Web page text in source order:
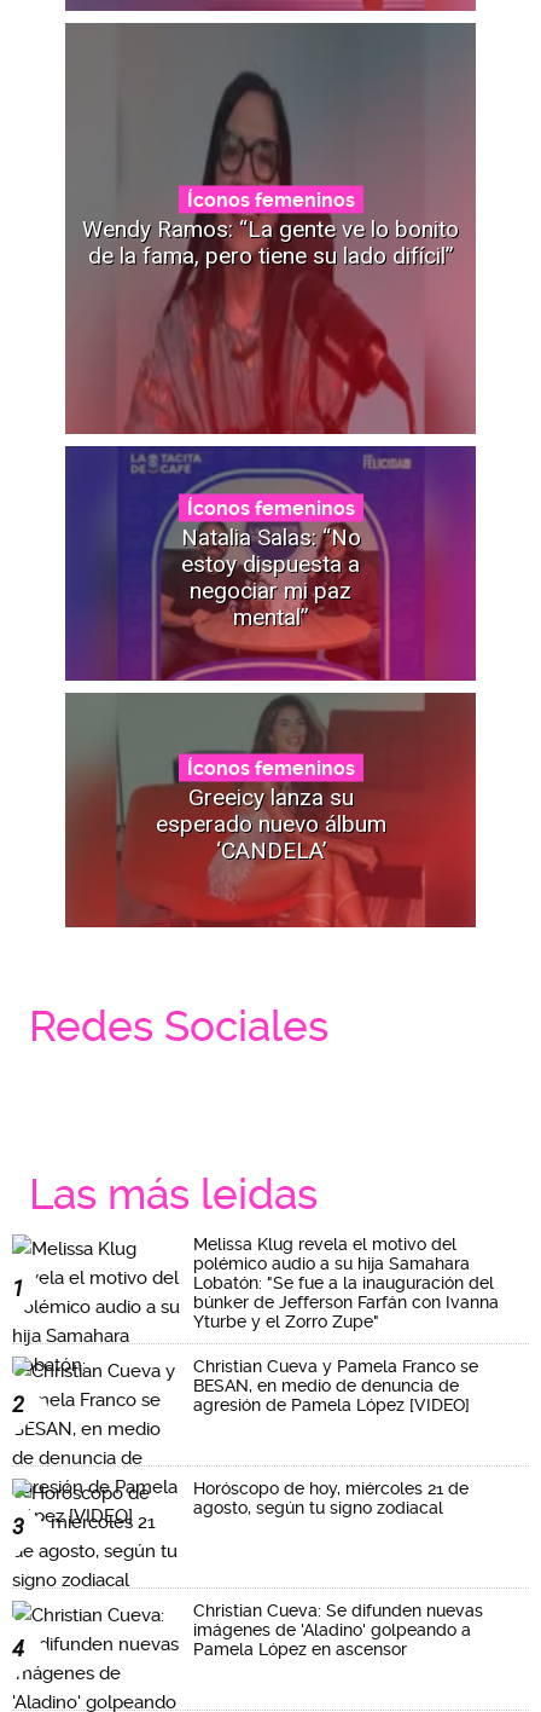
Íconos femeninos
Wendy Ramos: “La gente ve lo bonito
de la fama, pero tiene su lado difícil”
Íconos femeninos
Natalia Salas: “No
estoy dispuesta a
negociar mi paz
mental”
Íconos femeninos
Greeicy lanza su
esperado nuevo álbum
‘CANDELA’
Redes Sociales
Las más leidas
1
Melissa Klug revela el motivo del
polémico audio a su hija Samahara
Lobatón: "Se fue a la inauguración del
búnker de Jefferson Farfán con Ivanna
Yturbe y el Zorro Zupe"
2
Christian Cueva y Pamela Franco se
BESAN, en medio de denuncia de
agresión de Pamela López [VIDEO]
3
Horóscopo de hoy, miércoles 21 de
agosto, según tu signo zodiacal
4
Christian Cueva: Se difunden nuevas
imágenes de 'Aladino' golpeando a
Pamela López en ascensor